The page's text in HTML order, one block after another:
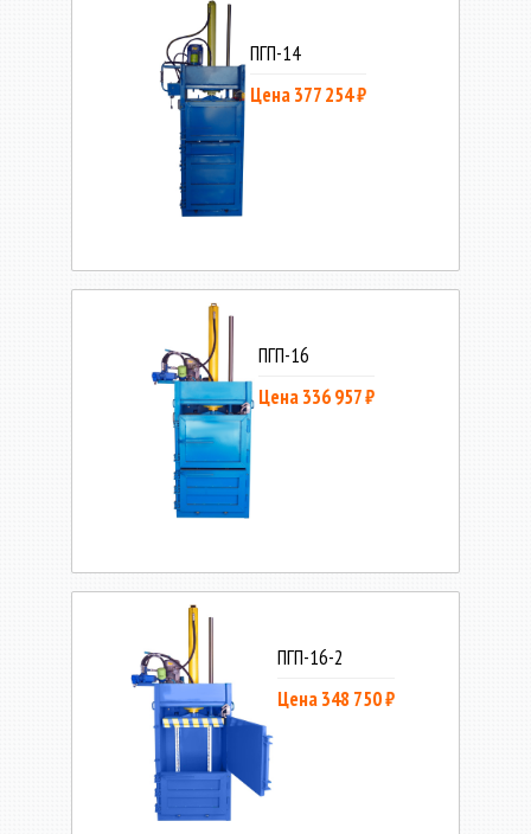
ПГП-14
Цена 377 254 ₽
ПГП-16
Цена 336 957 ₽
ПГП-16-2
Цена 348 750 ₽